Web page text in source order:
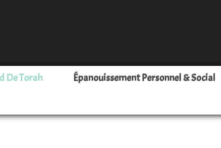
Leava
De Torah Épanouissement Personnel & Social